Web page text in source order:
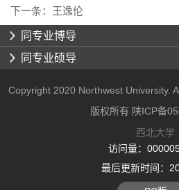
下一条： 王逸伦
同专业博导
同专业硕导
Copyright 2020 Northwest University.
版权所有 陕ICP备
西北大学
访问量：
最后更新时间：